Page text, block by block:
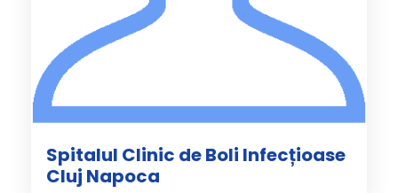
Spitalul Clinic de Boli Infecțioase
Cluj Napoca